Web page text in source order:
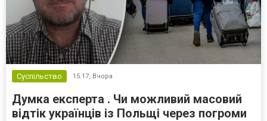
Суспільство 15:17, Вчора
Думка експерта . Чи можливий масовий
відтік українців із Польщі через погроми